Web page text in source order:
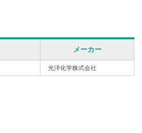
メーカー
光洋化学株式会社